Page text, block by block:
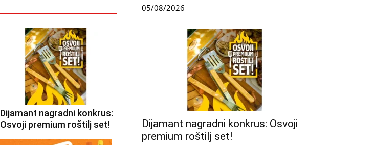
Dijamant nagradni konkrus:
Osvoji premium roštilj set!
05/08/2026
Dijamant nagradni konkrus: Osvoji
premium roštilj set!